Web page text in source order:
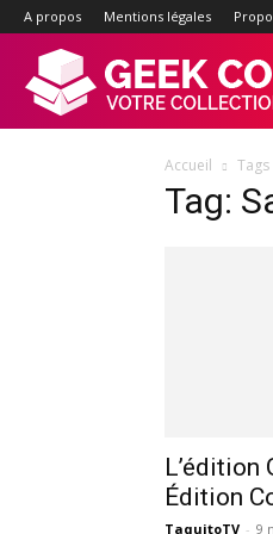
A propos Mentions légales
Accueil Tags
Tag:
L’édition
Édition
TaquitoTV - 9